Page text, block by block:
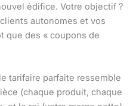
édifice. Votre objectif ?
autonomes et vos
que des « coupons de
tarifaire parfaite ressemble
(chaque produit, chaque